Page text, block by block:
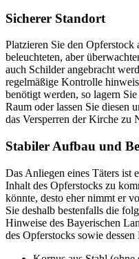
Sicherer Standort
Platzieren Sie den Opferstock
beleuchteten, aber
auch Schilder angebracht
regelmäßige Kontrolle
benötigt werden, so lagern
Raum oder lassen Sie diesen
das Versperren der Kirche zu
Stabiler Aufbau und
Das Anliegen eines Täters ist
Inhalt des Opferstocks zu
könnte, desto eher nimmt er
Sie deshalb bestenfalls die
Hinweise des Bayerischen
des Opferstocks sowie dessen